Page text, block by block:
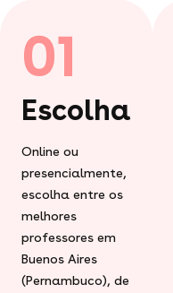
01
Escolha
Online ou
presencialmente,
escolha entre os
melhores
professores em
Buenos Aires
(Pernambuco), de